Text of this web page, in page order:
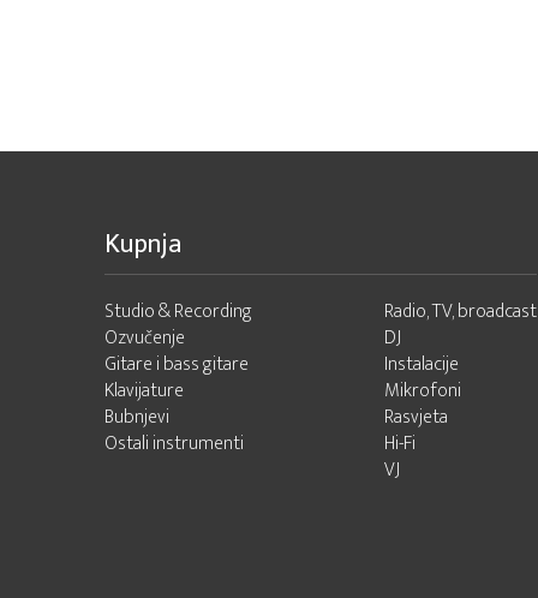
Kupnja
Studio & Recording
Ozvučenje
Gitare i bass gitare
Klavijature
Bubnjevi
Ostali instrumenti
Radio, TV, broadcast
DJ
Instalacije
Mikrofoni
Rasvjeta
Hi-Fi
VJ